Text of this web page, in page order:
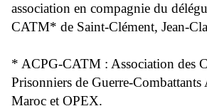
association en compagnie du
CATM* de Saint-Clément, Jean-
* ACPG-CATM : Association des
Prisonniers de Guerre-
Maroc et OPEX.